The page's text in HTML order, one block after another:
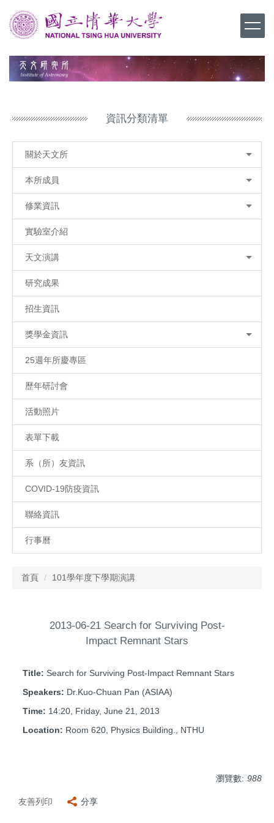
到
主
容
資訊分類清單
關於天文所
本所成員
修業資訊
實驗室介紹
天文演講
研究成果
招生資訊
獎學金資訊
25週年所慶專區
歷年研討會
活動照片
表單下載
系（所）友資訊
COVID-19防疫資訊
聯絡資訊
行事曆
首頁 101學年度下學期演講
2013-06-21 Search for Surviving Post-
Impact Remnant Stars
Title: Search for Surviving Post-Impact Remnant Stars
Speakers: Dr.Kuo-Chuan Pan (ASIAA)
Time: 14:20, Friday, June 21, 2013
Location: Room 620, Physics Building., NTHU
瀏覽數: 988
友善列印 分享